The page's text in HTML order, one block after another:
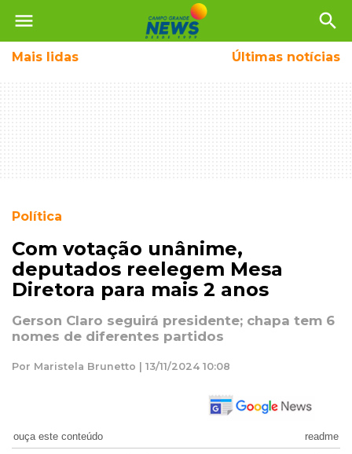
menu search
Mais lidas Últimas notícias
Política
Com votação unânime,
deputados reelegem Mesa
Diretora para mais 2 anos
Gerson Claro seguirá presidente; chapa tem 6
nomes de diferentes partidos
Por Maristela Brunetto | 13/11/2024 10:08
ouça este conteúdo readme